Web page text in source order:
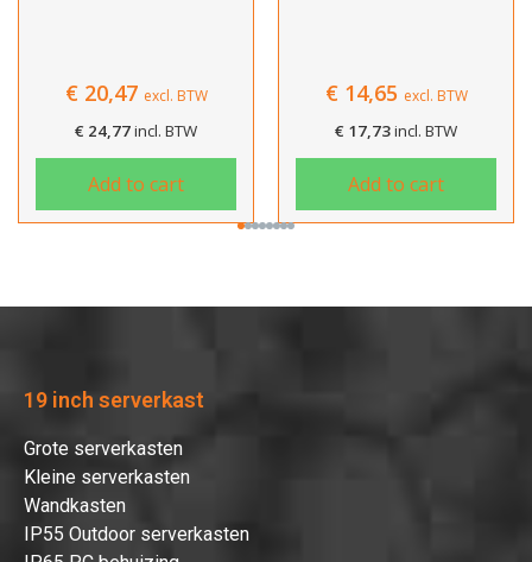
€20,47 excl. BTW
€ 24,77incl. BTW
Add to cart
€14,65 excl. BTW
€ 17,73incl. BTW
Add to cart
19 inch serverkast
Grote serverkasten
Kleine serverkasten
Wandkasten
IP55 Outdoor serverkasten